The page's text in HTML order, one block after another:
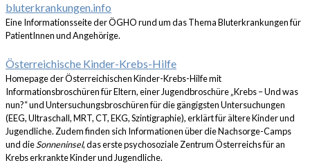
bluterkrankungen.info
Eine Informationsseite der ÖGHO rund um das Thema Bluterkrankungen für
PatientInnen und Angehörige.
Österreichische Kinder-Krebs-Hilfe
Homepage der Österreichischen Kinder-Krebs-Hilfe mit
Informationsbroschüren für Eltern, einer Jugendbroschüre „Krebs – Und was
nun?“ und Untersuchungsbroschüren für die gängigsten Untersuchungen
(EEG, Ultraschall, MRT, CT, EKG, Szintigraphie), erklärt für ältere Kinder und
Jugendliche. Zudem finden sich Informationen über die Nachsorge-Camps
und dieSonneninsel, das erste psychosoziale Zentrum Österreichs für an
Krebs erkrankte Kinder und Jugendliche.